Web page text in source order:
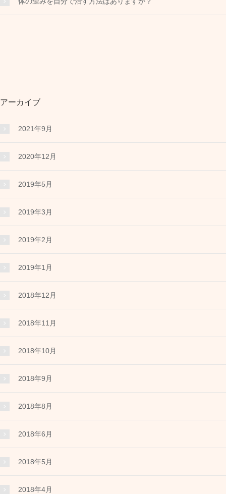
アーカイブ
2021年9月
2020年12月
2019年5月
2019年3月
2019年2月
2019年1月
2018年12月
2018年11月
2018年10月
2018年9月
2018年8月
2018年6月
2018年5月
2018年4月